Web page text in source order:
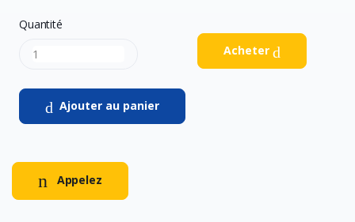
Quantité
Ajouter au panier
Acheter
Appelez